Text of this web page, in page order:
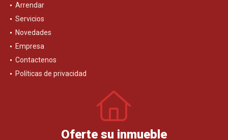
Arrendar
Servicios
Novedades
Empresa
Contactenos
Políticas de privacidad
Oferte su inmueble